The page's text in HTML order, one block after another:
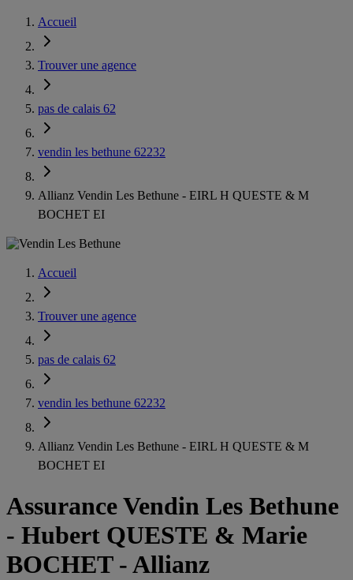
Accueil
Trouver une agence
pas de calais 62
vendin les bethune 62232
Allianz Vendin Les Bethune - EIRL H QUESTE & M
BOCHET EI
Accueil
Trouver une agence
pas de calais 62
vendin les bethune 62232
Allianz Vendin Les Bethune - EIRL H QUESTE & M
BOCHET EI
Assurance Vendin Les Bethune
- Hubert QUESTE & Marie
BOCHET - Allianz